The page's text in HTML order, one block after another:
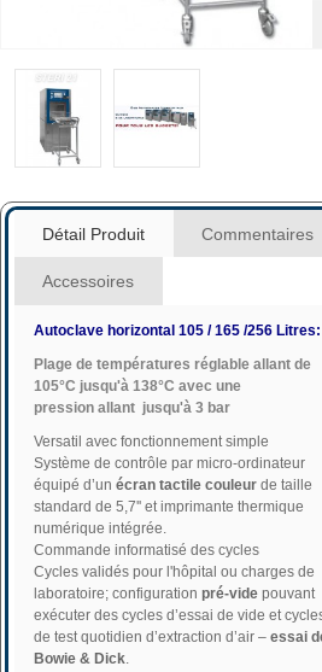
Détail Produit Commentaires
Accessoires
Autoclave horizontal 105 / 165 /256 Litres:
Plage de températures réglable allant de
105°C jusqu'à 138°C avec une
pression allant jusqu'à 3 bar
Versatil avec fonctionnement simple
Système de contrôle par micro-ordinateur
équipé d’un écran tactile couleurde taille
standard de 5,7'' et imprimante thermique
numérique intégrée.
Commande informatisé des cycles
Cycles validés pour l'hôpital ou charges de
laboratoire; configuration pré-videpouvant
exécuter des cycles d’essai de vide et
de test quotidien d’extraction d’air – essai
Bowie & Dick.